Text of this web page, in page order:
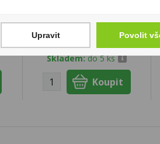
Cena za: 1 ks
Skladem:do 5 ks
Upravit Povolit